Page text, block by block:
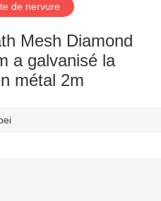
de nervure
Mesh Diamond
a galvanisé la
métal 2m